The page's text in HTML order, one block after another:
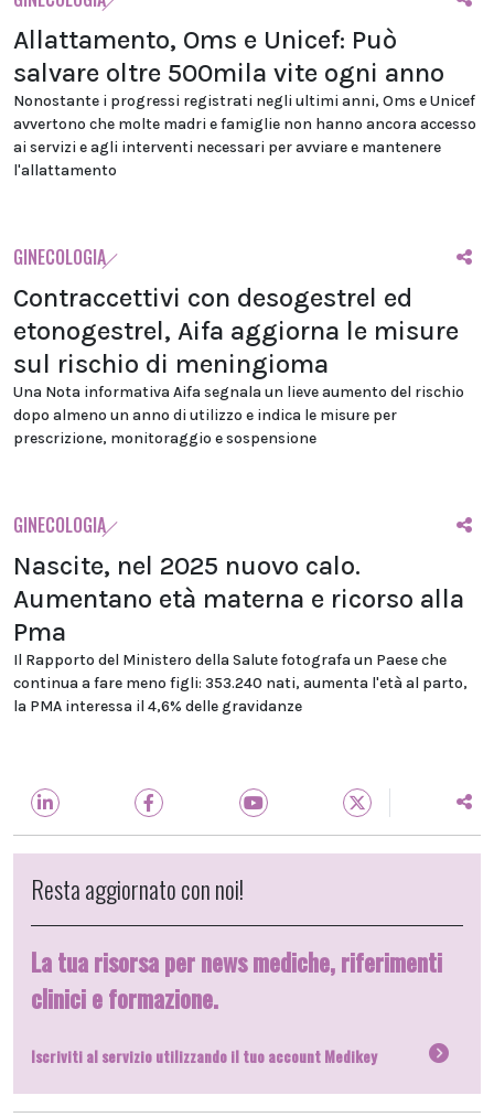
Allattamento, Oms e Unicef: Può
salvare oltre 500mila vite ogni anno
Nonostante i progressi registrati negli ultimi anni, Oms e Unicef
avvertono che molte madri e famiglie non hanno ancora accesso
ai servizi e agli interventi necessari per avviare e mantenere
l'allattamento
GINECOLOGIA
Contraccettivi con desogestrel ed
etonogestrel, Aifa aggiorna le misure
sul rischio di meningioma
Una Nota informativa Aifa segnala un lieve aumento del rischio
dopo almeno un anno di utilizzo e indica le misure per
prescrizione, monitoraggio e sospensione
GINECOLOGIA
Nascite, nel 2025 nuovo calo.
Aumentano età materna e ricorso alla
Pma
Il Rapporto del Ministero della Salute fotografa un Paese che
continua a fare meno figli: 353.240 nati, aumenta l'età al parto,
la PMA interessa il 4,6% delle gravidanze
Resta aggiornato con noi!
La tua risorsa per news mediche, riferimenti
clinici e formazione.
Iscriviti al servizio utilizzando il tuo account Medikey